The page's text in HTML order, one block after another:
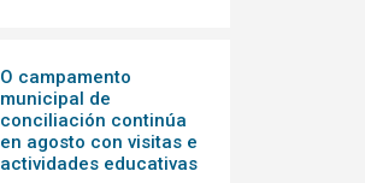
O campamento
municipal de
conciliación continúa
en agosto con visitas e
actividades educativas